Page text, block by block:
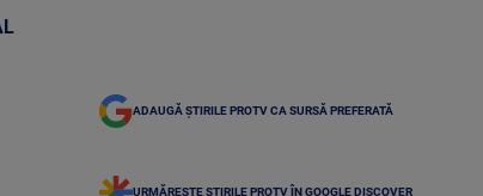
ADAUGĂ ȘTIRILE PROTV CA SURSĂ PREFERATĂ
URMĂREȘTE ȘTIRILE PROTV ÎN GOOGLE DISCOVER